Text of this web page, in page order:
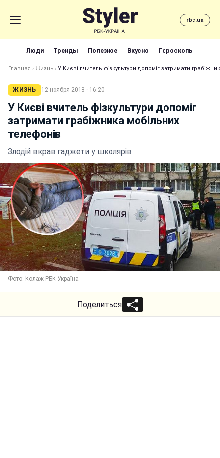
rbc.ua
Люди Тренды Полезное Вкусно Гороскопы
Главная › Жизнь › У Києві вчитель фізкультури допоміг затримати
ЖИЗНЬ 12 ноября 2018 · 16:20
У Києві вчитель фізкультури допоміг
затримати грабіжника мобільних
телефонів
Злодій вкрав гаджети у школярів
Фото: Колаж РБК-Україна
Поделиться